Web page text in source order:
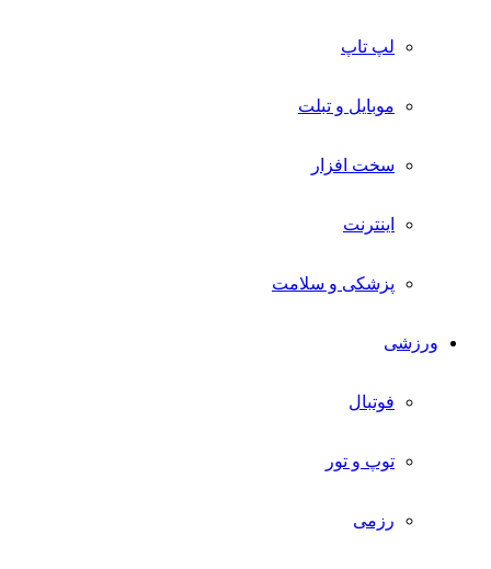
لپ تاپ
موبایل و تبلت
سخت افزار
اینترنت
پزشکی و سلامت
ورزشی
فوتبال
توپ و تور
رزمی